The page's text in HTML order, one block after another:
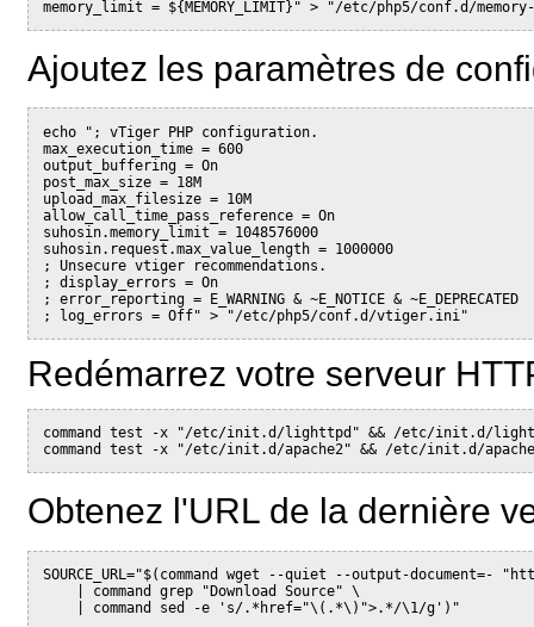
Ajoutez les paramètres de
echo "; vTiger PHP configuration.
max_execution_time = 600
output_buffering = On
post_max_size = 18M
upload_max_filesize = 10M
allow_call_time_pass_reference = On
suhosin.memory_limit = 1048576000
suhosin.request.max_value_length = 1000000
; Unsecure vtiger recommendations.
; display_errors = On
; error_reporting = E_WARNING & ~E_NOTICE & ~E_DEPRECATED
; log_errors = Off" > "/etc/php5/conf.d/vtiger.ini"
Redémarrez votre serveur
command test -x "/etc/init.d/lighttpd" && /etc/init.d/
Obtenez l'URL de la dernière
SOURCE_URL="$(command wget --quiet --output-document=-
    | command grep "Download Source" \